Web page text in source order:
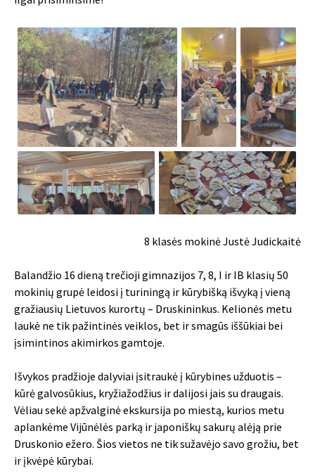
8 klasės mokinė Justė Judickaitė
Balandžio 16 dieną trečioji gimnazijos 7, 8, I ir IB klasių 50
mokinių grupė leidosi į turiningą ir kūrybišką išvyką į vieną
gražiausių Lietuvos kurortų – Druskininkus. Kelionės metu
laukė ne tik pažintinės veiklos, bet ir smagūs iššūkiai bei
įsimintinos akimirkos gamtoje.
Išvykos pradžioje dalyviai įsitraukė į kūrybines užduotis –
kūrė galvosūkius, kryžiažodžius ir dalijosi jais su draugais.
Vėliau sekė apžvalginė ekskursija po miestą, kurios metu
aplankėme Vijūnėlės parką ir japoniškų sakurų alėją prie
Druskonio ežero. Šios vietos ne tik sužavėjo savo grožiu, bet
ir įkvėpė kūrybai.